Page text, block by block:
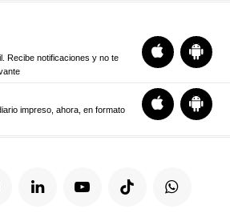
Recibe notificaciones y no te
impreso, ahora, en formato